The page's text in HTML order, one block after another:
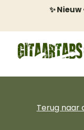
✨
Terug naar